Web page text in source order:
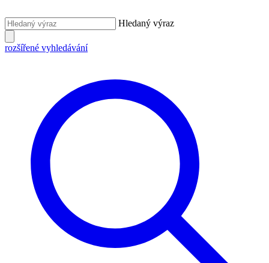
Hledaný výraz
rozšířené vyhledávání